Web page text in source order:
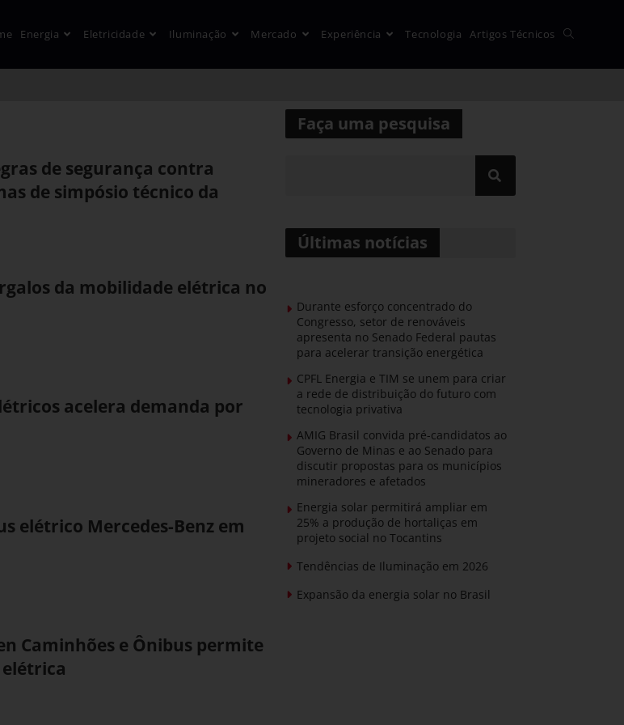
Energia Eletricidade Iluminação Mercado Experiência Tecnologia Artigos Técnicos
de segurança contra
de simpósio técnico da
da mobilidade elétrica no
acelera demanda por
elétrico Mercedes-Benz em
Caminhões e Ônibus permite
Faça uma pesquisa
Últimas notícias
Durante esforço concentrado do
Congresso, setor de renováveis
apresenta no Senado Federal pautas
para acelerar transição energética
CPFL Energia e TIM se unem para criar
a rede de distribuição do futuro com
tecnologia privativa
AMIG Brasil convida pré-candidatos ao
Governo de Minas e ao Senado para
discutir propostas para os municípios
mineradores e afetados
Energia solar permitirá ampliar em
25% a produção de hortaliças em
projeto social no Tocantins
Tendências de Iluminação em 2026
Expansão da energia solar no Brasil